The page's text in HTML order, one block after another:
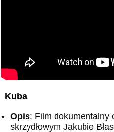
Kuba
Opis: Film dokumentalny
skrzydłowym Jakubie